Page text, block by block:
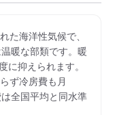
た海洋性気候で、
暖な部類です。暖
に抑えられます。
ず冷房費も月
全国平均と同水準